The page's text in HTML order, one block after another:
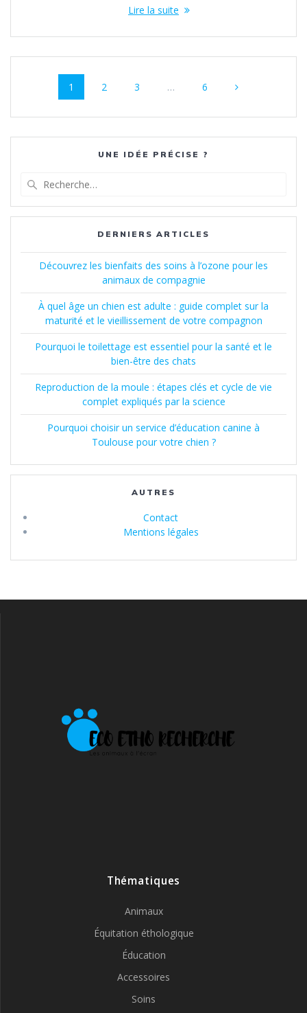
Lire la suite
Navigation
sein
articles
Page
1 Page
2 Page
3 … Page
6
UNE IDÉE PRÉCISE ?
:
DERNIERS ARTICLES
Découvrez les bienfaits des soins à l’ozone pour les
animaux de compagnie
À quel âge un chien est adulte : guide complet sur la
maturité et le vieillissement de votre compagnon
Pourquoi le toilettage est essentiel pour la santé et le
bien-être des chats
Reproduction de la moule : étapes clés et cycle de vie
complet expliqués par la science
Pourquoi choisir un service d’éducation canine à
Toulouse pour votre chien ?
AUTRES
Contact
Mentions légales
Thématiques
Animaux
Équitation éthologique
Éducation
Accessoires
Soins